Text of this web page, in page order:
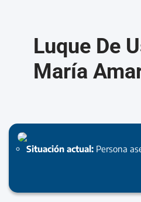
Luque De
María
Situación actual: Persona